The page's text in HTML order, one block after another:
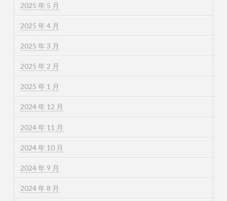
2025 年 5 月
2025 年 4 月
2025 年 3 月
2025 年 2 月
2025 年 1 月
2024 年 12 月
2024 年 11 月
2024 年 10 月
2024 年 9 月
2024 年 8 月